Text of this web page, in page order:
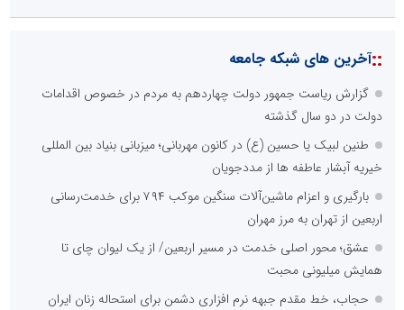
::آخرین های شبکه جامعه
گزارش ریاست جمهور دولت چهاردهم به مردم در خصوص اقدامات
دولت در دو سال گذشته
طنین لبیک یا حسین (ع) در کانون مهربانی؛ میزبانی بنیاد بین المللی
خیریه آبشار عاطفه ها از مددجویان
بارگیری و اعزام ماشین‌آلات سنگین موکب ۷۹۴ برای خدمت‌رسانی
اربعین از تهران به مرز مهران
عشق؛ محور اصلی خدمت در مسیر اربعین/ از یک لیوان چای تا
همایش میلیونی محبت
حجاب، خط مقدم جبهه نرم افزاری دشمن برای استحاله زنان ایران